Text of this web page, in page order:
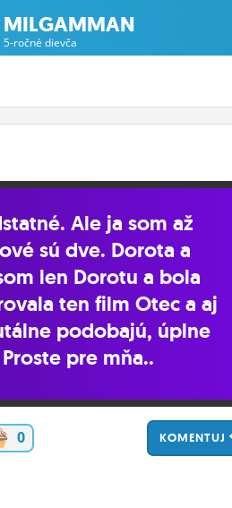
MILGAMMAN
5-ročné dievča
Ale ja som až
sú dve. Dorota a
len Dorotu a bola
ten film Otec a aj
podobajú, úplne
pre mňa..
0 KOMENTUJ